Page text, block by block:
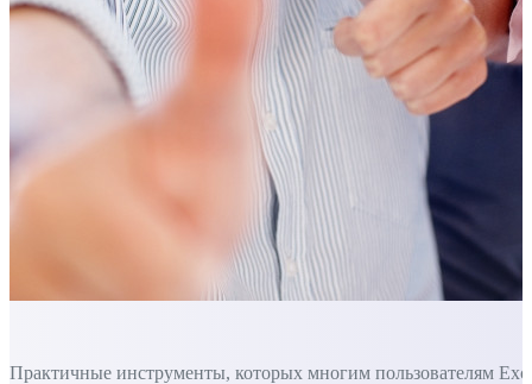
Практичные инструменты, которых многим пользователям